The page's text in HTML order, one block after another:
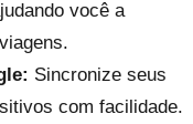
você a
Sincronize seus
com facilidade.